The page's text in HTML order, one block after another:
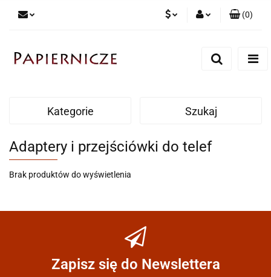
(0)
Kategorie Szukaj
Adaptery i przejściówki do telef
Brak produktów do wyświetlenia
Zapisz się do Newslettera